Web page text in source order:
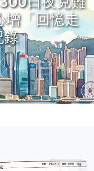
增「回憶走
結